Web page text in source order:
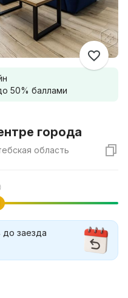
50% баллами
города
область
до заезда